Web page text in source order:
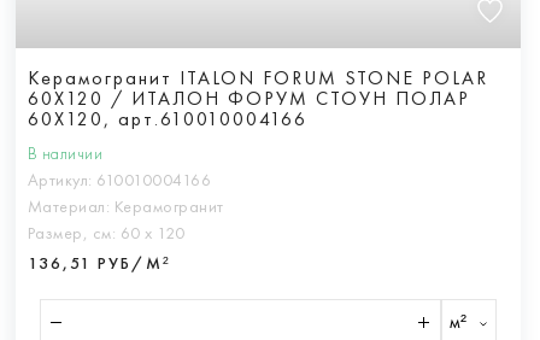
Керамогранит ITALON FORUM STONE POLAR
60X120 / ИТАЛОН ФОРУМ СТОУН ПОЛАР
60X120, арт.610010004166
В наличии
Артикул: 610010004166
Материал: Керамогранит
Размер, см: 60 х 120
136,51 РУБ/М²
м²